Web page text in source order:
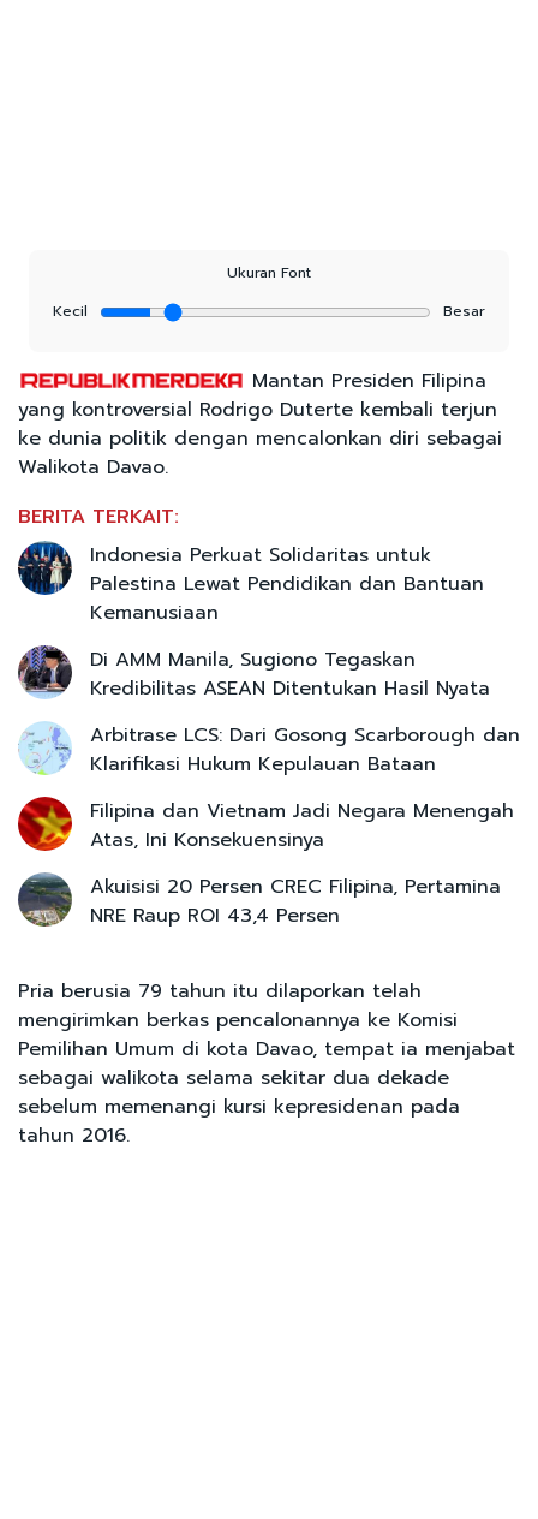
Ukuran Font
Kecil
Besar
Mantan Presiden Filipina
yang kontroversial Rodrigo Duterte kembali terjun
ke dunia politik dengan mencalonkan diri sebagai
Walikota Davao.
BERITA TERKAIT:
Indonesia Perkuat Solidaritas untuk
Palestina Lewat Pendidikan dan Bantuan
Kemanusiaan
Di AMM Manila, Sugiono Tegaskan
Kredibilitas ASEAN Ditentukan Hasil Nyata
Arbitrase LCS: Dari Gosong Scarborough dan
Klarifikasi Hukum Kepulauan Bataan
Filipina dan Vietnam Jadi Negara Menengah
Atas, Ini Konsekuensinya
Akuisisi 20 Persen CREC Filipina, Pertamina
NRE Raup ROI 43,4 Persen
Pria berusia 79 tahun itu dilaporkan telah
mengirimkan berkas pencalonannya ke Komisi
Pemilihan Umum di kota Davao, tempat ia menjabat
sebagai walikota selama sekitar dua dekade
sebelum memenangi kursi kepresidenan pada
tahun 2016.